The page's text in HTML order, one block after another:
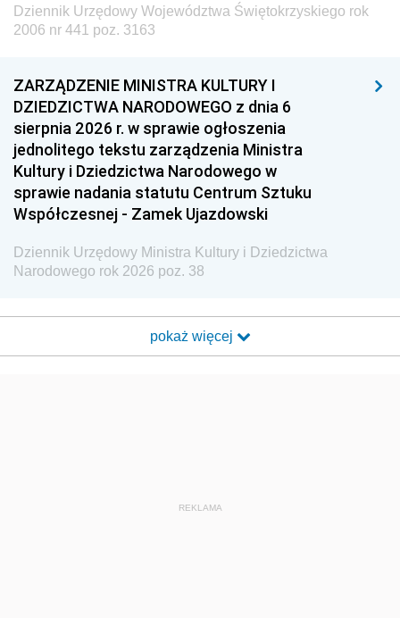
Dziennik Urzędowy Województwa Świętokrzyskiego rok
2006 nr 441 poz. 3163
ZARZĄDZENIE MINISTRA KULTURY I
DZIEDZICTWA NARODOWEGO z dnia 6
sierpnia 2026 r. w sprawie ogłoszenia
jednolitego tekstu zarządzenia Ministra
Kultury i Dziedzictwa Narodowego w
sprawie nadania statutu Centrum Sztuku
Współczesnej - Zamek Ujazdowski
Dziennik Urzędowy Ministra Kultury i Dziedzictwa
Narodowego rok 2026 poz. 38
pokaż więcej
REKLAMA